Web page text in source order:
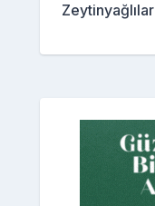
Zeytinyağlılar